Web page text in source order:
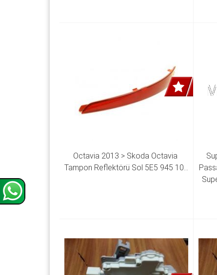
Octavia 2013 > Skoda Octavia
Tampon Reflektörü Sol 5E5 945 105